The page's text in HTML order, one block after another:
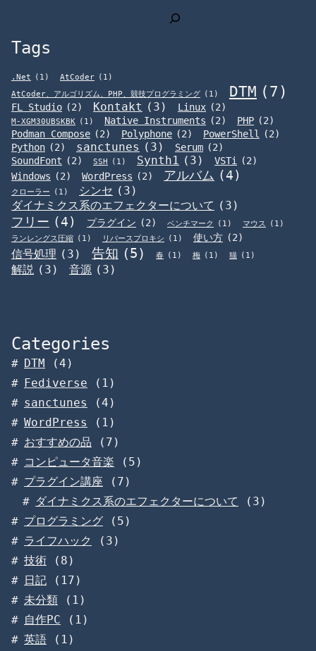
Tags
.Net (1) AtCoder (1)
AtCoder、アルゴリズム、PHP、競技プログラミング (1) DTM (7)
FL Studio (2) Kontakt (3) Linux (2)
M-XGM30UBSKBK (1) Native Instruments (2) PHP (2)
Podman Compose (2) Polyphone (2) PowerShell
(2)
Python (2) sanctunes (3) Serum (2)
SoundFont (2) SSH (1) Synth1 (3) VSTi
(2)
Windows (2) WordPress (2) アルバム (4)
クローラー (1) シンセ (3)
ダイナミクス系のエフェクターについて (3)
フリー (4) プラグイン (2) ベンチマーク (1) マウス
(1)
ランレングス圧縮 (1) リバースプロキシ (1) 使い方 (2)
信号処理 (3) 告知 (5) 春 (1) 梅 (1) 猫 (1)
解説 (3) 音源 (3)
Categories
DTM (4)
Fediverse (1)
sanctunes
(4)
WordPress
(1)
おすすめの品 (7)
コンピュータ音楽 (5)
プラグイン講座 (7)
ダイナミクス系のエフェクターについて
(3)
プログラミング (5)
ライフハック
(3)
技術 (8)
日記 (17)
未分類 (1)
自作PC (1)
英語 (1)